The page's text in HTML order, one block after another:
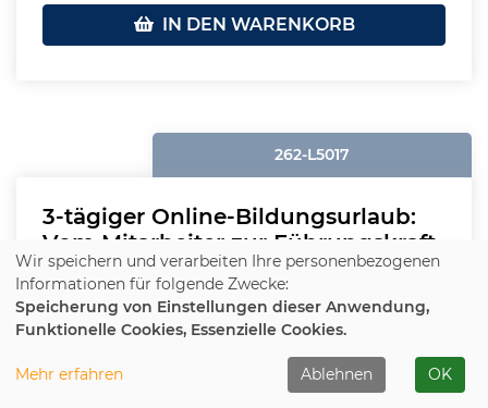
IN DEN WARENKORB
262-L5017
3-tägiger Online-Bildungsurlaub:
Vom Mitarbeiter zur Führungskraft
- 100% Durchführungsgarantie
Plätze frei
Beginn: , 09.11.2026, 09:00 - 17:00 Uhr
Wir speichern und verarbeiten Ihre personenbezogenen
Informationen für folgende Zwecke:
Speicherung von Einstellungen dieser Anwendung,
Funktionelle Cookies, Essenzielle Cookies.
Mehr erfahren Ablehnen OK